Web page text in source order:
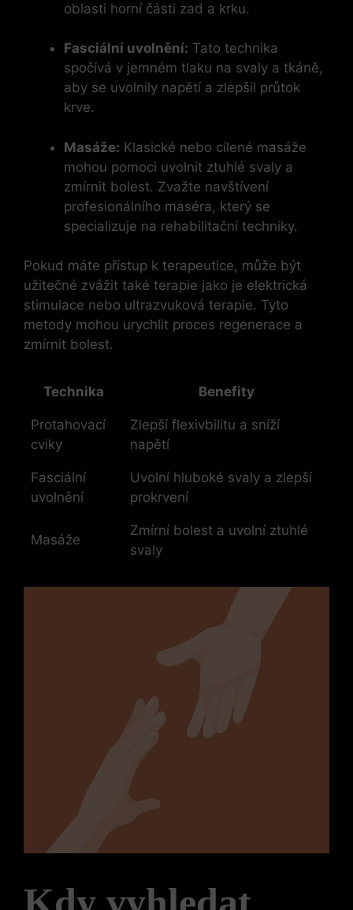
oblasti horní části zad a krku.
Fasciální uvolnění: Tato technika
spočívá v jemném tlaku na svaly a tkáně,
aby se uvolnily napětí a zlepšil průtok
krve.
Masáže: Klasické nebo cílené masáže
mohou pomoci uvolnit ztuhlé svaly a
zmírnit bolest. Zvažte navštívení
profesionálního maséra, který se
specializuje na rehabilitační techniky.
Pokud máte přístup k terapeutice, může být
užitečné zvážit také terapie jako je elektrická
stimulace nebo ultrazvuková terapie. Tyto
metody mohou urychlit proces regenerace a
zmírnit bolest.
Technika Benefity
Protahovací
cviky
Zlepší flexivbilitu a sníží
napětí
Fasciální
uvolnění
Uvolní hluboké svaly a zlepší
prokrvení
Masáže
Zmírní bolest a uvolní ztuhlé
svaly